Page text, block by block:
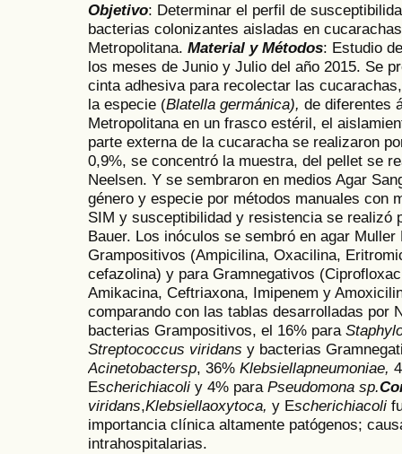
Objetivo: Determinar el perfil de
bacterias colonizantes aisladas en
Metropolitana. Material y Métodos: Estudio
los meses de Junio y Julio del año 2015. Se
cinta adhesiva para recolectar las
la especie (Blatella germánica), de diferentes
Metropolitana en un frasco estéril, el
parte externa de la cucaracha se realizaron
0,9%, se concentró la muestra, del pellet se
Neelsen. Y se sembraron en medios Agar
género y especie por métodos manuales con
SIM y susceptibilidad y resistencia se realizó
Bauer. Los inóculos se sembró en agar
Grampositivos (Ampicilina, Oxacilina,
cefazolina) y para Gramnegativos
Amikacina, Ceftriaxona, Imipenem y
comparando con las tablas desarrolladas por
bacterias Grampositivos, el 16% para
Streptococcus viridans y bacterias
Acinetobactersp, 36% Klebsiellapneumoniae,
Escherichiacoli y 4% para Pseudomona sp.
viridans,Klebsiellaoxytoca, y Escherichiacoli
importancia clínica altamente patógenos;
intrahospitalarias.